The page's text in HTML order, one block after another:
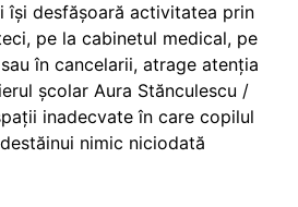
își desfășoară activitatea prin
pe la cabinetul medical, pe
în cancelarii, atrage atenția
școlar Aura Stănculescu /
inadecvate în care copilul
nimic niciodată